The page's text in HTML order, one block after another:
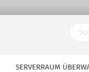
SERVERRAUM